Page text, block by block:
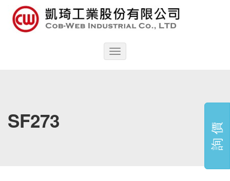
Toggle
navigation
詢 價
SF273